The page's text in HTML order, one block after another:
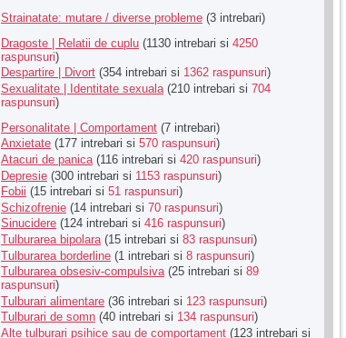
Strainatate: mutare / diverse probleme (3 intrebari)
Dragoste | Relatii de cuplu (1130 intrebari si 4250
raspunsuri)
Despartire | Divort (354 intrebari si 1362 raspunsuri)
Sexualitate | Identitate sexuala (210 intrebari si 704
raspunsuri)
Personalitate | Comportament (7 intrebari)
Anxietate (177 intrebari si 570 raspunsuri)
Atacuri de panica (116 intrebari si 420 raspunsuri)
Depresie (300 intrebari si 1153 raspunsuri)
Fobii (15 intrebari si 51 raspunsuri)
Schizofrenie (14 intrebari si 70 raspunsuri)
Sinucidere (124 intrebari si 416 raspunsuri)
Tulburarea bipolara (15 intrebari si 83 raspunsuri)
Tulburarea borderline (1 intrebari si 8 raspunsuri)
Tulburarea obsesiv-compulsiva(25 intrebari si 89
raspunsuri)
Tulburari alimentare (36 intrebari si 123 raspunsuri)
Tulburari de somn (40 intrebari si 134 raspunsuri)
Alte tulburari psihice sau de comportament (123 intrebari si